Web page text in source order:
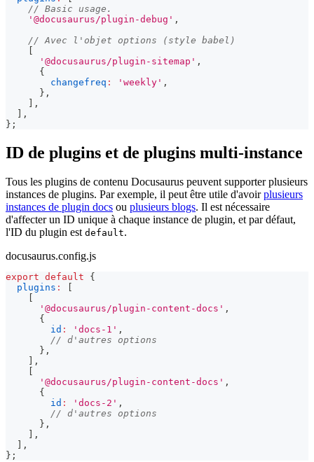
// Basic usage.
'@docusaurus/plugin-debug' ,
// Avec l'objet options (style babel)
[
'@docusaurus/plugin-sitemap' ,
{
changefreq : 'weekly' ,
} ,
] ,
] ,
} ;
ID de plugins et de plugins multi-instance
Tous les plugins de contenu Docusaurus peuvent supporter plusieurs
instances de plugins. Par exemple, il peut être utile d'avoirplusieurs
instances de plugin docs ou plusieurs blogs. Il est nécessaire
d'affecter un ID unique à chaque instance de plugin, et par défaut,
l'ID du plugin est default.
docusaurus.config.js
export default
{
plugins :
'@docusaurus/plugin-content-docs' ,
{
id : 'docs-1' ,
// d'autres options
} ,
,
'@docusaurus/plugin-content-docs' ,
{
id : 'docs-2' ,
// d'autres options
} ,
,
,
} ;